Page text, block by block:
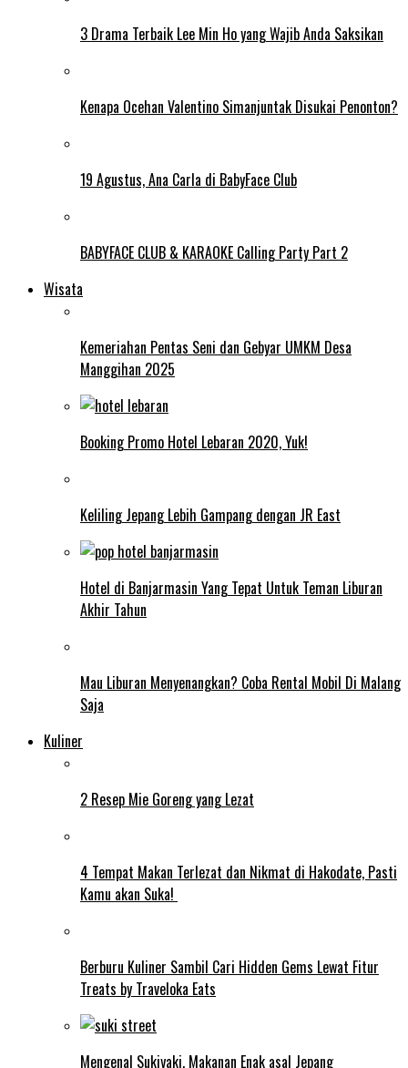
3 Drama Terbaik Lee Min Ho yang Wajib Anda Saksikan
Kenapa Ocehan Valentino Simanjuntak Disukai Penonton?
19 Agustus, Ana Carla di BabyFace Club
BABYFACE CLUB & KARAOKE Calling Party Part 2
Wisata
Kemeriahan Pentas Seni dan Gebyar UMKM Desa
Manggihan 2025
Booking Promo Hotel Lebaran 2020, Yuk!
Keliling Jepang Lebih Gampang dengan JR East
Hotel di Banjarmasin Yang Tepat Untuk Teman Liburan
Akhir Tahun
Mau Liburan Menyenangkan? Coba Rental Mobil Di Malang
Saja
Kuliner
2 Resep Mie Goreng yang Lezat
4 Tempat Makan Terlezat dan Nikmat di Hakodate, Pasti
Kamu akan Suka!
Berburu Kuliner Sambil Cari Hidden Gems Lewat Fitur
Treats by Traveloka Eats
Mengenal Sukiyaki, Makanan Enak asal Jepang